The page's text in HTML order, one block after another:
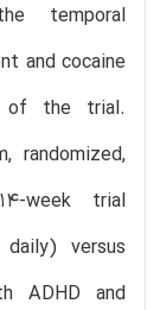
temporal
and cocaine
of the trial.
randomized,
week trial
versus
ADHD and